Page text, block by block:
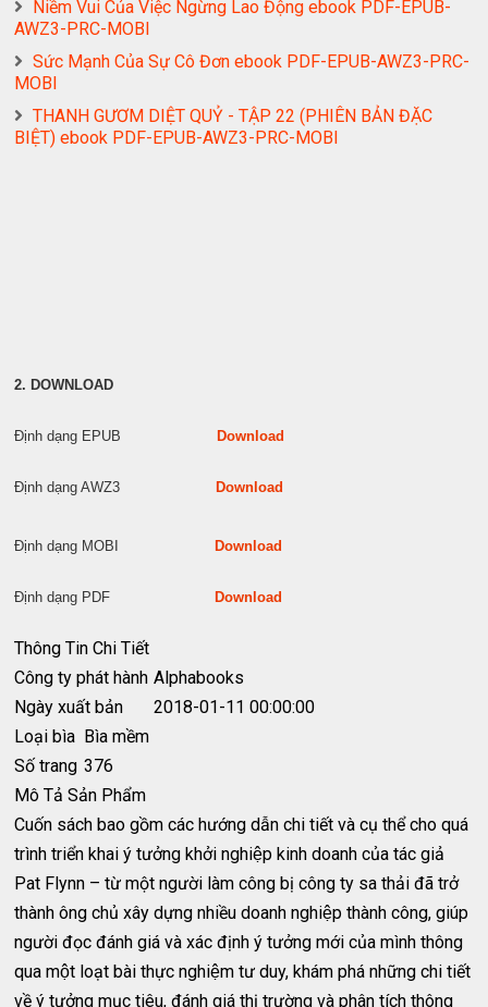
Niềm Vui Của Việc Ngừng Lao Động ebook PDF-EPUB-
AWZ3-PRC-MOBI
Sức Mạnh Của Sự Cô Đơn ebook PDF-EPUB-AWZ3-PRC-
MOBI
THANH GƯƠM DIỆT QUỶ - TẬP 22 (PHIÊN BẢN ĐẶC
BIỆT) ebook PDF-EPUB-AWZ3-PRC-MOBI
2. DOWNLOAD
Định dạng EPUB Download
Định dạng AWZ3 Download
Định dạng MOBI Download
Định dạng PDF Download
Thông Tin Chi Tiết
Công ty phát hành Alphabooks
Ngày xuất bản
2018-01-11 00:00:00
Loại bìa Bìa mềm
Số trang 376
Mô Tả Sản Phẩm
Cuốn sách bao gồm các hướng dẫn chi tiết và cụ thể cho quá
trình triển khai ý tưởng khởi nghiệp kinh doanh của tác giả
Pat Flynn – từ một người làm công bị công ty sa thải đã trở
thành ông chủ xây dựng nhiều doanh nghiệp thành công, giúp
người đọc đánh giá và xác định ý tưởng mới của mình thông
qua một loạt bài thực nghiệm tư duy, khám phá những chi tiết
về ý tưởng mục tiêu, đánh giá thị trường và phân tích thông